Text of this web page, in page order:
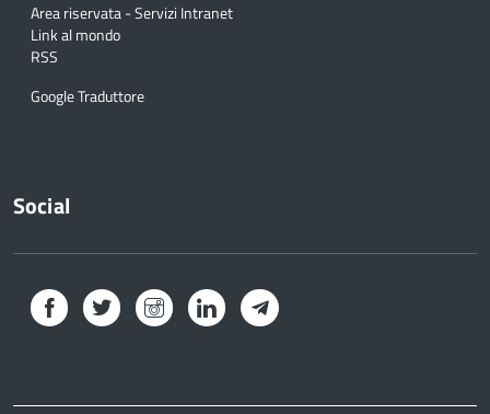
Area riservata - Servizi Intranet
Link al mondo
RSS
Google Traduttore
Social
Facebook Twitter InstagramLinkedInTelegram